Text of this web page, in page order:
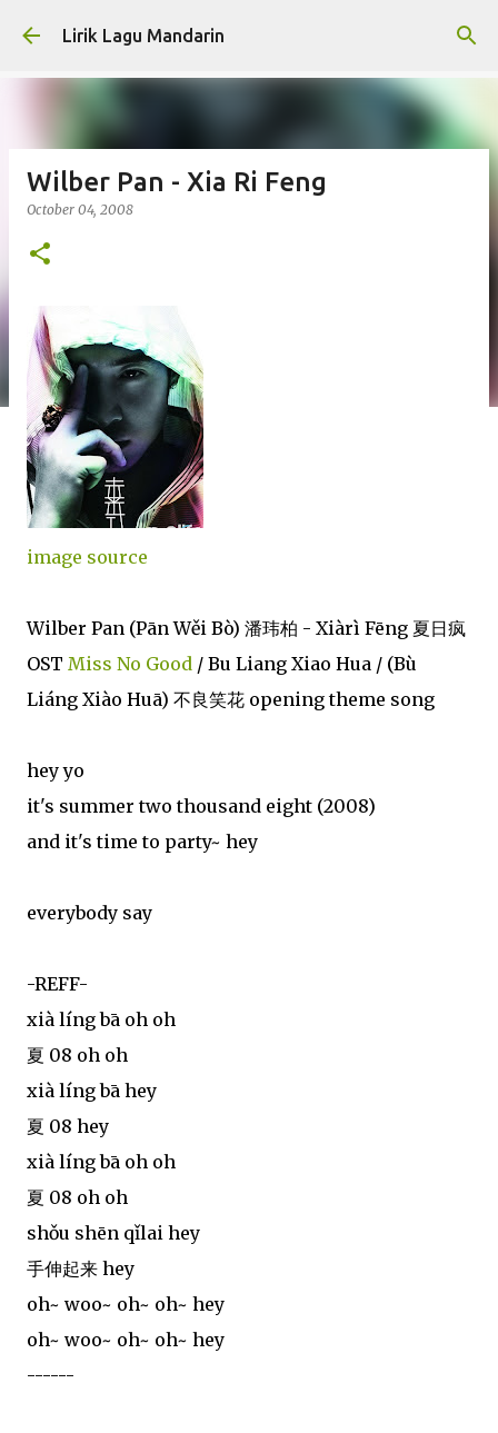
Skip to main content
Lirik Lagu Mandarin
Wilber Pan - Xia Ri Feng
October 04, 2008
image source
Wilber Pan (Pān Wěi Bò) 潘玮柏 - Xiàrì Fēng 夏日疯
OST Miss No Good / Bu Liang Xiao Hua / (Bù
Liáng Xiào Huā) 不良笑花 opening theme song
hey yo
it's summer two thousand eight (2008)
and it's time to party~ hey
everybody say
-REFF-
xià líng bā oh oh
夏 08 oh oh
xià líng bā hey
夏 08 hey
xià líng bā oh oh
夏 08 oh oh
shǒu shēn qǐlai hey
手伸起来 hey
oh~ woo~ oh~ oh~ hey
oh~ woo~ oh~ oh~ hey
------